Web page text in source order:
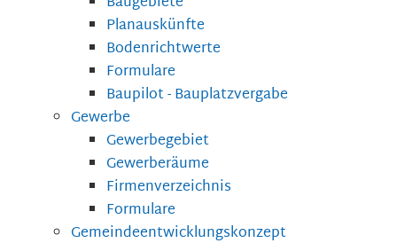
Planauskünfte
Bodenrichtwerte
Formulare
Baupilot - Bauplatzvergabe
Gewerbe
Gewerbegebiet
Gewerberäume
Firmenverzeichnis
Formulare
Gemeindeentwicklungskonzept